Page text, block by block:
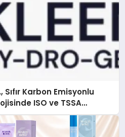
Karbon Emisyonlu
ISO ve TSSA